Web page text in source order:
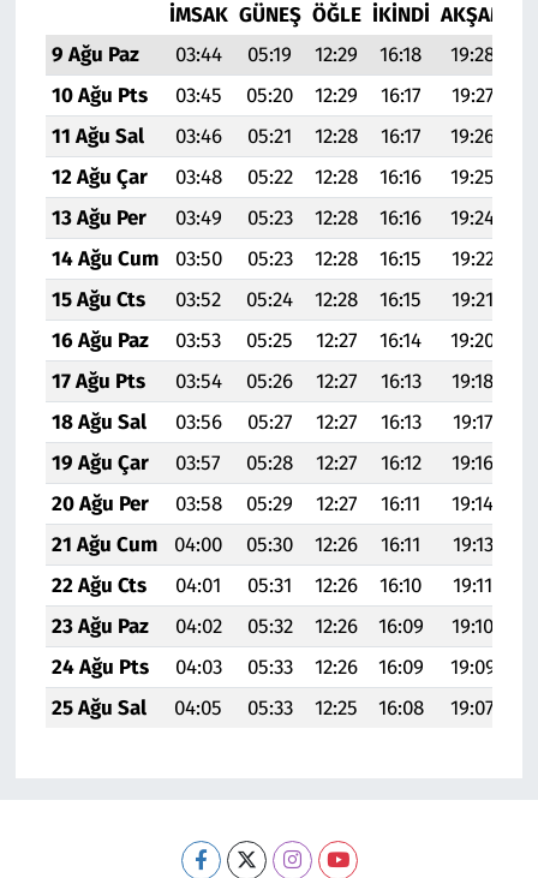
İMSAK GÜNEŞ ÖĞLE İKINDI AKŞAM
9 Ağu Paz
03:44 05:19 12:29 16:18 19:28
10 Ağu Pts
03:45 05:20 12:29 16:17 19:27
11 Ağu Sal
03:46 05:21 12:28 16:17 19:26
12 Ağu Çar
03:48 05:22 12:28 16:16 19:25
13 Ağu Per
03:49 05:23 12:28 16:16 19:24
14 Ağu Cum
03:50 05:23 12:28 16:15 19:22
15 Ağu Cts
03:52 05:24 12:28 16:15 19:21
16 Ağu Paz
03:53 05:25 12:27 16:14 19:20
17 Ağu Pts
03:54 05:26 12:27 16:13 19:18
18 Ağu Sal
03:56 05:27 12:27 16:13 19:17
19 Ağu Çar
03:57 05:28 12:27 16:12 19:16
20 Ağu Per
03:58 05:29 12:27 16:11 19:14
21 Ağu Cum
04:00 05:30 12:26 16:11 19:13
22 Ağu Cts
04:01 05:31 12:26 16:10 19:11
23 Ağu Paz
04:02 05:32 12:26 16:09 19:10
24 Ağu Pts
04:03 05:33 12:26 16:09 19:09
25 Ağu Sal
04:05 05:33 12:25 16:08 19:07